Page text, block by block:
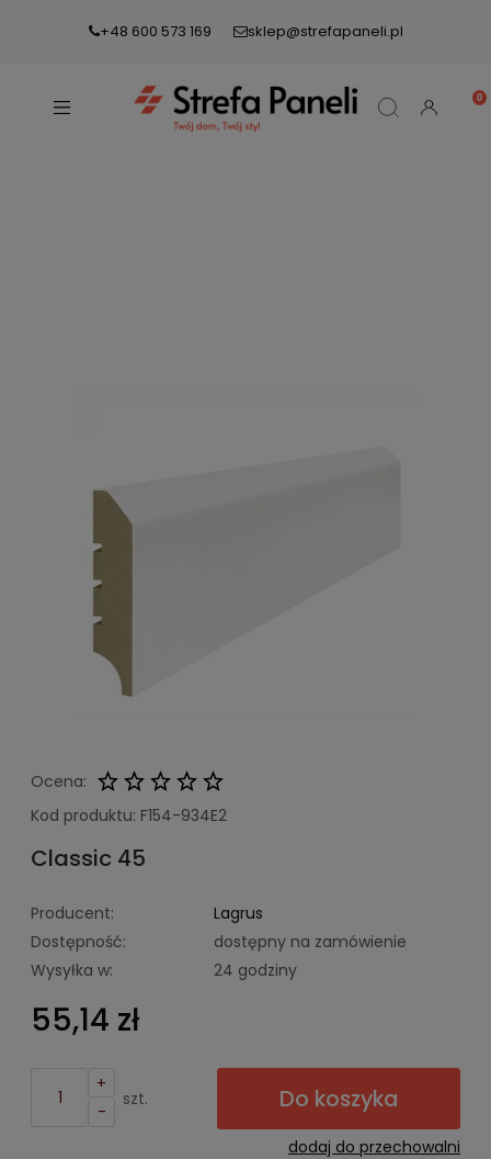
+48 600 573 169 sklep@strefapaneli.pl
Ocena:
Kod produktu: F154-934E2
Classic 45
Producent:
Lagrus
Dostępność:
dostępny na zamówienie
Wysyłka w:
24 godziny
55,14 zł
+
-
szt. Do koszyka
dodaj do przechowalni